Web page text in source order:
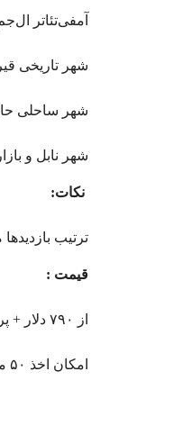
آمفی‌تئاتر
شهر تاریخی
شهر ساحلی
شهر نابل و
نکات:
ترتیب
قیمت :
از ۷۹۰ دلار + پرواز
امکان اخذ ۵۰ میلیون وام سفر